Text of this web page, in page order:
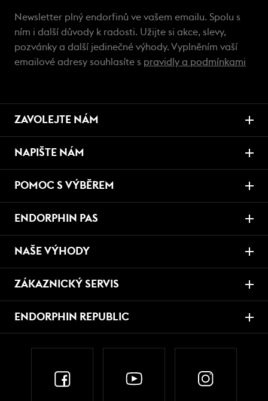
Newsletter plný endorfinů ve vašem emailu. Spolu s
ním i další důvody k radosti. Užijte si akce, slevy,
pozvánky a další jedinečné výhody. Vyplněním vaší
emailové adresy souhlasíte s pravidly a podmínkami
ZAVOLEJTE NÁM
NAPIŠTE NÁM
POMOC S VÝBĚREM
ENDORPHIN PAS
NAŠE VÝHODY
ZÁKAZNICKÝ SERVIS
ENDORPHIN REPUBLIC